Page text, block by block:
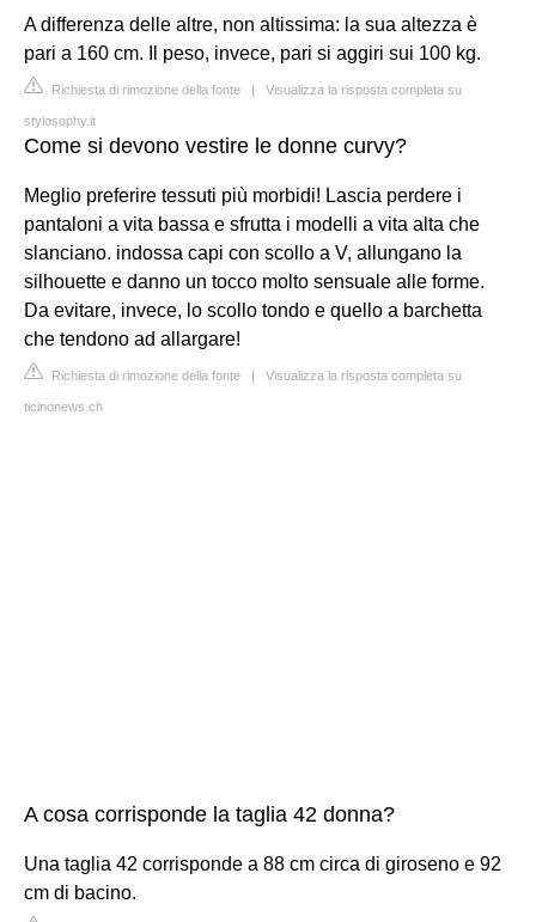
A differenza delle altre, non altissima: la sua altezza è
pari a 160 cm. Il peso, invece, pari si aggiri sui 100 kg.
Richiesta di rimozione della fonte | Visualizza la risposta completa su
stylosophy.it
Come si devono vestire le donne curvy?
Meglio preferire tessuti più morbidi! Lascia perdere i
pantaloni a vita bassa e sfrutta i modelli a vita alta che
slanciano. indossa capi con scollo a V, allungano la
silhouette e danno un tocco molto sensuale alle forme.
Da evitare, invece, lo scollo tondo e quello a barchetta
che tendono ad allargare!
Richiesta di rimozione della fonte | Visualizza la risposta completa su
ticinonews.ch
A cosa corrisponde la taglia 42 donna?
Una taglia 42 corrisponde a 88 cm circa di giroseno e 92
cm di bacino.